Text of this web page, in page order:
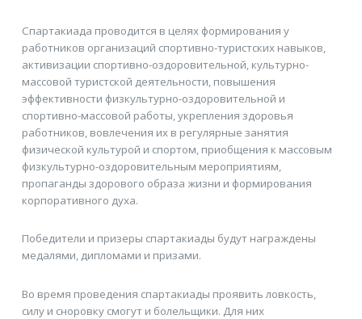
Спартакиада проводится в целях формирования у
работников организаций спортивно-туристских навыков,
активизации спортивно-оздоровительной, культурно-
массовой туристской деятельности, повышения
эффективности физкультурно-оздоровительной и
спортивно-массовой работы, укрепления здоровья
работников, вовлечения их в регулярные занятия
физической культурой и спортом, приобщения к массовым
физкультурно-оздоровительным мероприятиям,
пропаганды здорового образа жизни и формирования
корпоративного духа.
Победители и призеры спартакиады будут награждены
медалями, дипломами и призами.
Во время проведения спартакиады проявить ловкость,
силу и сноровку смогут и болельщики. Для них